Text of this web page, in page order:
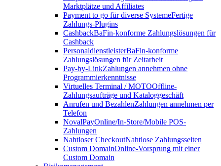
Marktplätze und Affiliates
Payment to go für diverse SystemeFertige
Zahlungs-Plugins
CashbackBaFin-konforme Zahlungslösungen für
Cashback
PersonaldienstleisterBaFin-konforme
Zahlungslösungen für Zeitarbeit
Pay-by-LinkZahlungen annehmen ohne
Programmierkenntnisse
Virtuelles Terminal / MOTOOffline-
Zahlungsaufträge und Kataloggeschäft
Anrufen und BezahlenZahlungen annehmen per
Telefon
NovalPayOnline/In-Store/Mobile POS-
Zahlungen
Nahtloser CheckoutNahtlose Zahlungsseiten
Custom DomainOnline-Vorsprung mit einer
Custom Domain